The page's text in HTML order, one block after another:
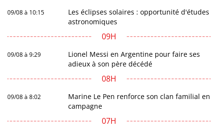
09/08 à 10:15
Les éclipses solaires : opportunité d'études
astronomiques
09H
09/08 à 9:29
Lionel Messi en Argentine pour faire ses
adieux à son père décédé
08H
09/08 à 8:02
Marine Le Pen renforce son clan familial en
campagne
07H